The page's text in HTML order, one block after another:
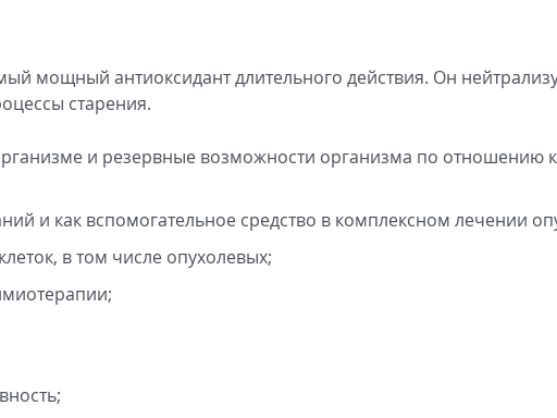
мощный антиоксидант длительного действия. Он
старения.
и резервные возможности организма по отношению к
и как вспомогательное средство в комплексном лечении
в том числе опухолевых;